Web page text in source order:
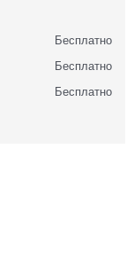
Бесплатно
Бесплатно
Бесплатно